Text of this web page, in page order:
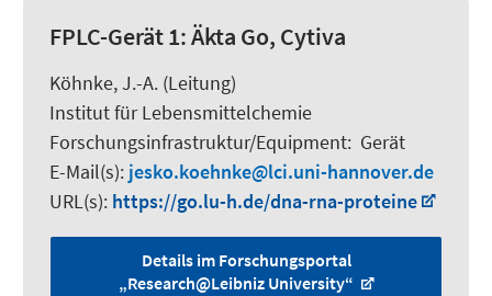
FPLC-Gerät 1: Äkta Go, Cytiva
Köhnke, J.-A. (Leitung)
Institut für Lebensmittelchemie
Forschungsinfrastruktur/Equipment: Gerät
E-Mail(s): jesko.koehnke
lci.uni-hannover.de
URL(s): https://go.lu-h.de/dna-rna-proteine
Details im Forschungsportal
„Research@Leibniz University“